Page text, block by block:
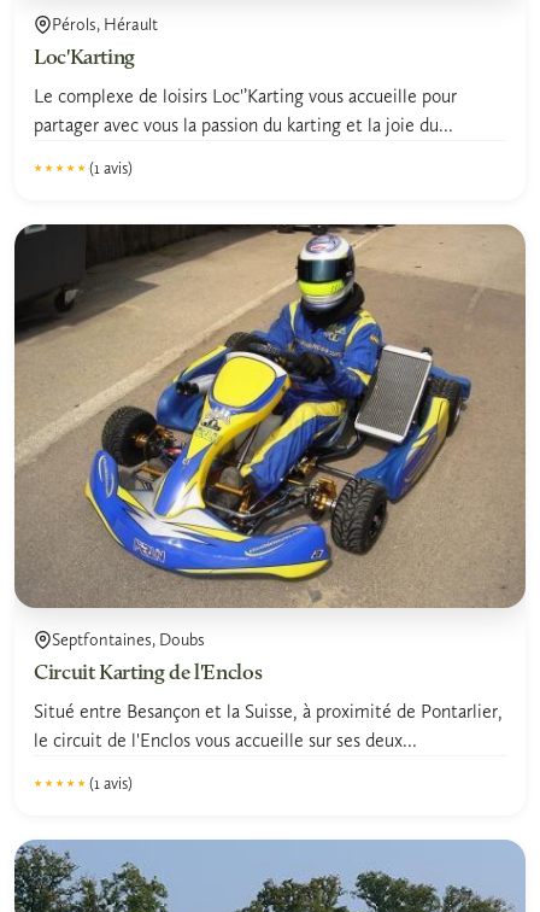
Pérols, Hérault
Loc'Karting
Le complexe de loisirs Loc'’Karting vous accueille pour
partager avec vous la passion du karting et la joie du...
★★★★★
★★★★★ (1 avis)
Septfontaines, Doubs
Circuit Karting de l'Enclos
Situé entre Besançon et la Suisse, à proximité de Pontarlier,
le circuit de l'Enclos vous accueille sur ses deux...
★★★★★
★★★★★ (1 avis)